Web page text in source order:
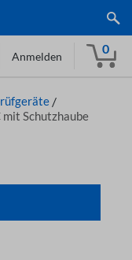
Anmelden
0
/
Schutzhaube